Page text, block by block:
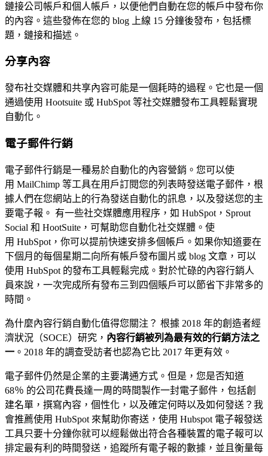
鏈接公司帳戶和個人帳戶，以便他們自動在您的帳戶中發布你
的內容。這些發佈在您的 blog 上線 15 分鐘後發布，包括標
題，鏈接和描述。
分享內容
發布社交媒體和共享內容可能是一個耗時的過程。它也是一個
通過使用 Hootsuite 或 HubSpot 等社交媒體發布工具輕鬆實現
自動化。
電子郵件行銷
電子郵件行銷是一種易於自動化的內容營銷。您可以使
用 MailChimp 等工具在用戶訂閱您的列表時發送電子郵件，根
據人們在您網站上的行為發送自動化的訊息，以及發送您的主
要電子報。 有一些社交媒體應用程序，如 HubSpot，Sprout
Social 和 HootSuite，可幫助您自動化社交媒體。使
用 HubSpot，你可以提前快速安排多個帳戶。如果你知道要在
下個月的每個星期二向所有帳戶發布圖片或 blog 文章，可以
使用 HubSpot 的發布工具輕鬆完成。對於忙碌的內容行銷人
員來說，一次完成所有發布三到四個賬戶可以節省下非常多的
時間。
為什麼內容行銷自動化值得您關注？ 根據 2018 年的創造者經
濟狀況（SOCE）研究， 內容行銷被列為最有效的行銷方法之
一 。2018 年的調查受訪者也認為它比 2017 年更有效。
電子郵件仍然是企業的主要溝通方式。但是，您是否知道
68％ 的公司花費長達一周的時間製作一封電子郵件，包括創
建名單，撰寫內容，個性化，以及確定何時以及如何發送？我
會推薦使用 HubSpot 來幫助你寄送，使用 Hubspot 電子報發送
工具只要十分鐘你就可以經鬆做出符合各種裝置的電子報可以
排定最有利的時間發送，追蹤所有電子報的數據，並且衡量每